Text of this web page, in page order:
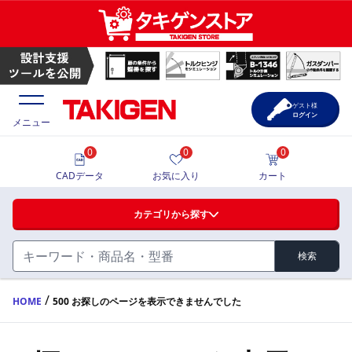
ハンドル・取手・つまみ・周辺機器
FA・A
蝶番・ステー・周辺機器
価格一覧
製品カタログ
メニュー
カテゴリから探す
検索
0
CADデータ
0
お気に入り
0
カート
ゲスト様
ログイン
HOME / 500 お探しのページを表示できませんでした